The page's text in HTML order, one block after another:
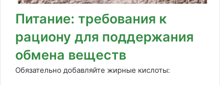
Питание: требования к
рациону для поддержания
обмена веществ
Обязательно добавляйте жирные кислоты: